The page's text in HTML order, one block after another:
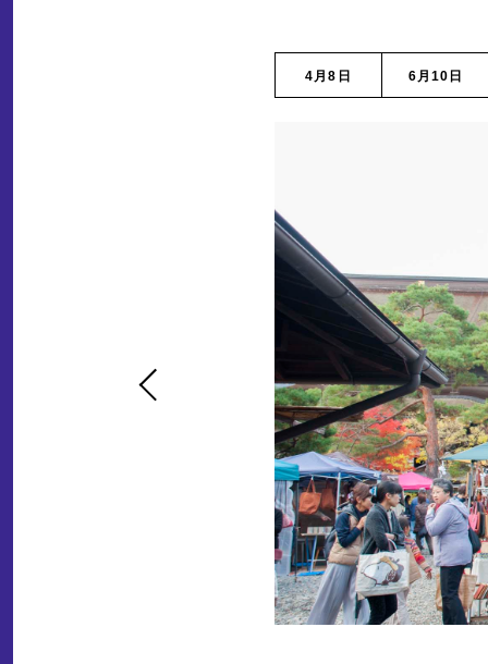
4月8日 6月10日